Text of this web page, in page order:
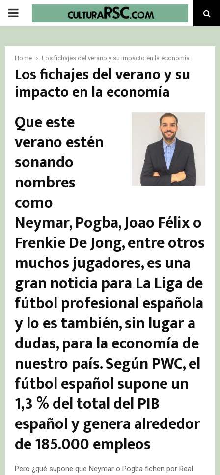
PRIMARY
Home Los fichajes del verano y su impacto en la economía
Los fichajes del verano y su
impacto en la economía
Que este
verano estén
sonando
nombres
como
Neymar, Pogba, Joao Félix o
Frenkie De Jong, entre otros
muchos jugadores, es una
gran noticia para La Liga de
fútbol profesional española
y lo es también, sin lugar a
dudas, para la economía de
nuestro país. Según PWC, el
fútbol español supone un
1,3 % del total del PIB
español y genera alrededor
de 185.000 empleos
Pero ¿qué supone que Neymar o Pogba fichen por Real